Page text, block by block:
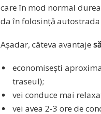
care în mod normal
da în folosință autostrada
Așadar, câteva avantaje
economisești
traseul);
vei conduce mai
vei avea 2-3 ore de